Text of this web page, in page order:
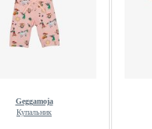
Geggamoja
Купальник